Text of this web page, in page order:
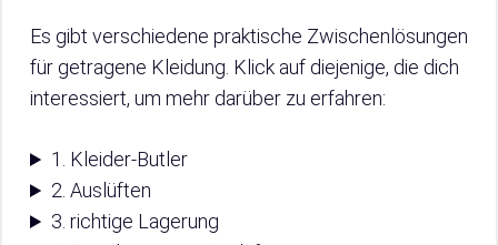
Es gibt verschiedene praktische Zwischenlösungen
für getragene Kleidung. Klick auf diejenige, die dich
interessiert, um mehr darüber zu erfahren:
1. Kleider-Butler
2. Auslüften
3. richtige Lagerung